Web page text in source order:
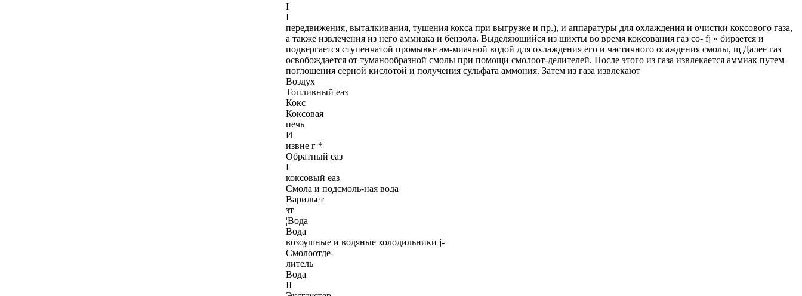
I
I
передвижения, выталкивания, тушения кокса при выгрузке и пр.), и аппаратуры для охлаждения и очистки коксового газа,
а также извлечения из него аммиака и бензола. Выделяющийся из шихты во время коксования газ со- fj « бирается и
подвергается ступенчатой промывке ам-миачной водой для охлаждения его и частичного осаждения смолы, щ Далее газ
освобождается от туманообразной смолы при помощи смолоот-делителей. После этого из газа извлекается аммиак путем
поглощения серной кислотой и получения сульфата аммония. Затем из газа извлекают
Воздух
Топливный еаз
Кокс
Коксовая
печь
И
извне г *
Обратный еаз
Г
коксовый еаз
Смола и подсмоль-ная вода
Варильет
зт
¦Вода
Вода
возоушные и водяные холодильники j-
Смолоотде-
литель
Вода
II